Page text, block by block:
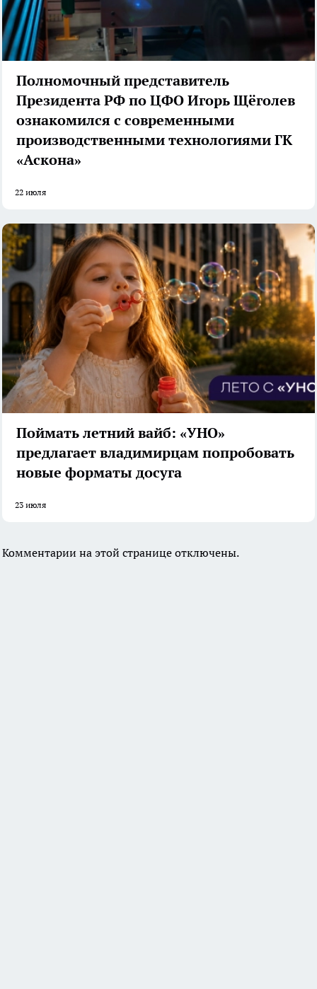
Полномочный представитель
Президента РФ по ЦФО Игорь Щёголев
ознакомился с современными
производственными технологиями ГК
«Аскона»
22 июля
Поймать летний вайб: «УНО»
предлагает владимирцам попробовать
новые форматы досуга
23 июля
Комментарии на этой странице отключены.